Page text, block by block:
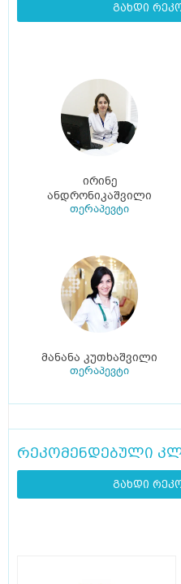
გახდი
ირინე
ანდრონიკაშვილი
თერაპევტი
მანანა კუთხაშვილი
თერაპევტი
რეკომენდებული
გახდი